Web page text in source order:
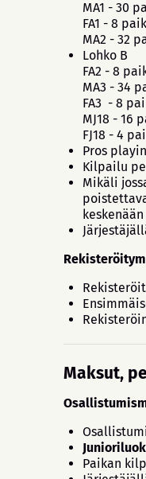
MA1 - 30
FA1 - 8
MA2 - 32
Lohko B
FA2 - 8
MA3 - 34
FA3 - 8
MJ18 - 16
FJ18 - 4
Pros
Kilpailu
Mikäli
keskenään
Maksut,
Paikan